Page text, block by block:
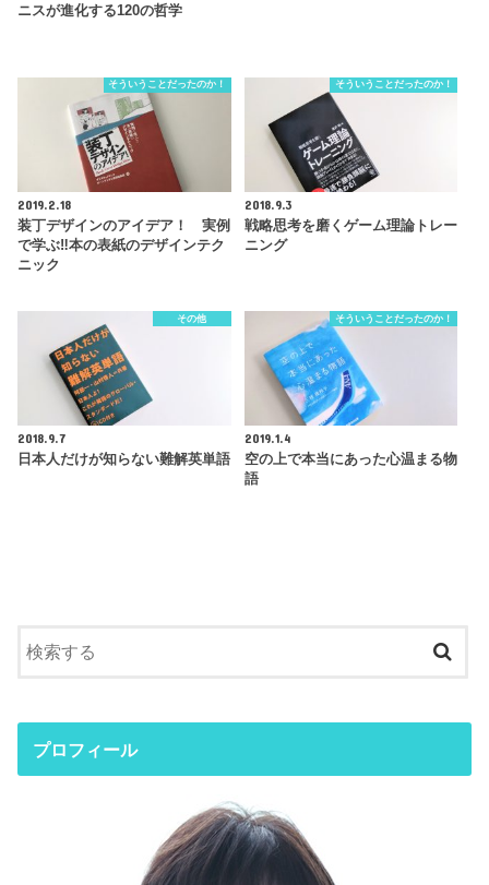
ニスが進化する120の哲学
そういうことだったのか！
2019.2.18
装丁デザインのアイデア！ 実例
で学ぶ‼本の表紙のデザインテク
ニック
そういうことだったのか！
2018.9.3
戦略思考を磨くゲーム理論トレー
ニング
その他
2018.9.7
日本人だけが知らない難解英単語
そういうことだったのか！
2019.1.4
空の上で本当にあった心温まる物
語
プロフィール